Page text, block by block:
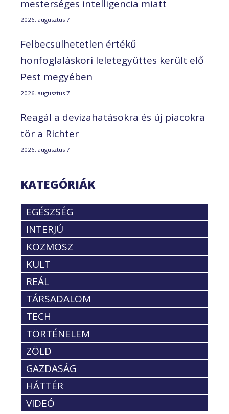
mesterséges intelligencia miatt
2026. augusztus 7.
Felbecsülhetetlen értékű
honfoglaláskori leletegyüttes került elő
Pest megyében
2026. augusztus 7.
Reagál a devizahatásokra és új piacokra
tör a Richter
2026. augusztus 7.
KATEGÓRIÁK
EGÉSZSÉG
INTERJÚ
KOZMOSZ
KULT
REÁL
TÁRSADALOM
TECH
TÖRTÉNELEM
ZÖLD
GAZDASÁG
HÁTTÉR
VIDEÓ